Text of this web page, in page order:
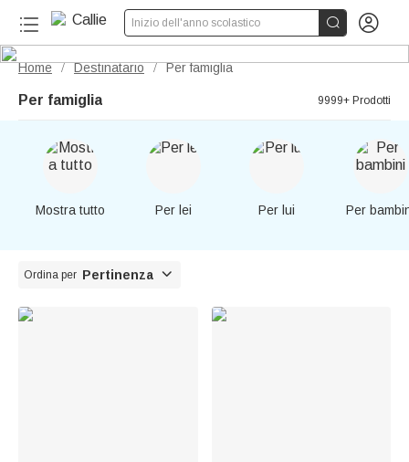
Inizio dell'anno scolastico  
Home / Destinatario / Per famiglia
Per famiglia 9999+ Prodotti
Mostra tutto Per lei Per lui Per
Ordina per Pertinenza 